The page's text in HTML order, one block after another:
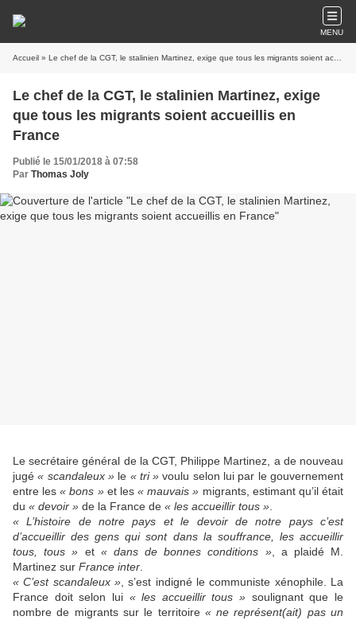
MENU
Accueil » Le chef de la CGT, le stalinien Martinez, exige que tous les migrants soient accueillis en France
Le chef de la CGT, le stalinien Martinez, exige
que tous les migrants soient accueillis en
France
Publié le 15/01/2018 à 07:58
Par Thomas Joly
Le secrétaire général de la CGT, Philippe Martinez, a de nouveau
jugé« scandaleux »le « tri » voulu selon lui par le gouvernement
entre les « bons »et les« mauvais » migrants, estimant qu’il était
du « devoir » de la France de « les accueillir tous »
« L’histoire de notre pays et le devoir de notre pays c’est
d’accueillir des gens qui sont dans la souffrance, les accueillir
tous, tous » et « dans de bonnes conditions », a plaidé M.
Martinez sur France inter
« C’est scandaleux » , s’est indigné le communiste xénophile. La
France doit selon lui « les accueillir tous » soulignant que le
nombre de migrants sur le territoire « ne représent(ait) pas un